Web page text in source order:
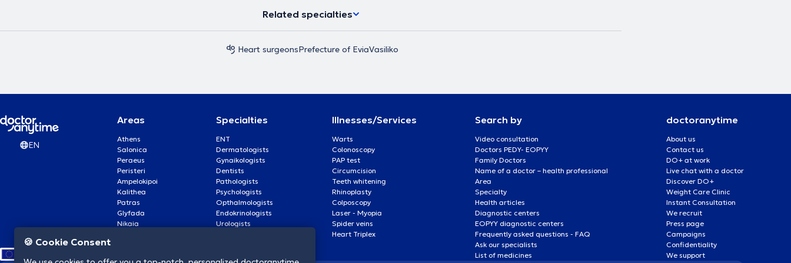
Related specialties
Heart surgeonsPrefecture of EviaVasiliko
EN
Areas
Athens
Salonica
Peraeus
Peristeri
Ampelokipoi
Kalithea
Patras
Glyfada
Nikaia
Specialties
ENT
Dermatologists
Gynaikologists
Dentists
Pathologists
Psychologists
Opthalmologists
Endokrinologists
Urologists
Illnesses/Services
Warts
Colonoscopy
PAP test
Circumcision
Teeth whitening
Rhinoplasty
Colposcopy
Laser - Myopia
Spider veins
Heart Triplex
Search by
Video consultation
Doctors PEDY- EOPYY
Family Doctors
Name of a doctor – health professional
Area
Specialty
Health articles
Diagnostic centers
EOPYY diagnostic centers
Frequently asked questions - FAQ
Ask our specialists
List of medicines
doctoranytime
About us
Contact us
DO+ at work
Live chat with a doctor
Discover DO+
Weight Care Clinic
Instant Consultation
We recruit
Press page
Campaigns
Confidentiality
We support
🍪 Cookie Consent